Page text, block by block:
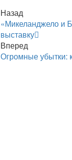
Назад
«Микеланджело и
выставку
Вперед
Огромные убытки: